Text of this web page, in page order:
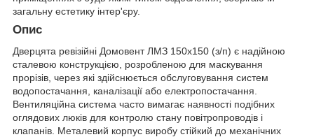
загальну естетику інтер'єру.
Опис
Дверцята ревізійні Домовент ЛМЗ 150х150 (з/п) є надійною
сталевою конструкцією, розробленою для маскування
прорізів, через які здійснюється обслуговування систем
водопостачання, каналізації або електропостачання.
Вентиляційна система часто вимагає наявності подібних
оглядових люків для контролю стану повітропроводів і
клапанів. Металевий корпус виробу стійкий до механічних